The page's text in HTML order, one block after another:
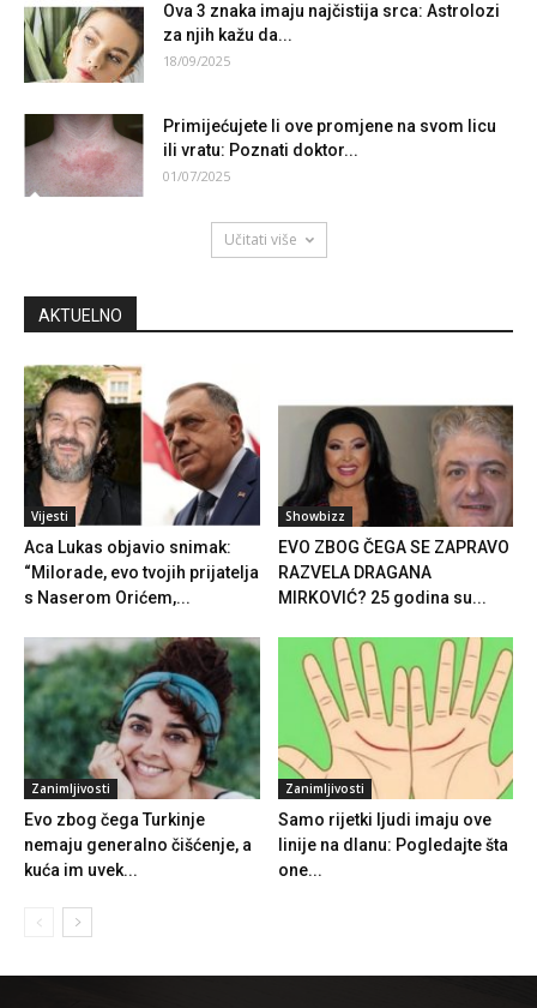
Ova 3 znaka imaju najčistija srca: Astrolozi
za njih kažu da...
18/09/2025
Primijećujete li ove promjene na svom licu
ili vratu: Poznati doktor...
01/07/2025
Učitati više
AKTUELNO
Vijesti
Aca Lukas objavio snimak:
“Milorade, evo tvojih prijatelja
s Naserom Orićem,...
Showbizz
EVO ZBOG ČEGA SE ZAPRAVO
RAZVELA DRAGANA
MIRKOVIĆ? 25 godina su...
Zanimljivosti
Evo zbog čega Turkinje
nemaju generalno čišćenje, a
kuća im uvek...
Zanimljivosti
Samo rijetki ljudi imaju ove
linije na dlanu: Pogledajte šta
one...